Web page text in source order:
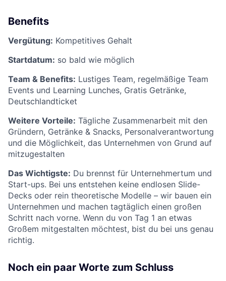
Benefits
Vergütung: Kompetitives Gehalt
Startdatum: so bald wie möglich
Team & Benefits: Lustiges Team, regelmäßige Team
Events und Learning Lunches, Gratis Getränke,
Deutschlandticket
Weitere Vorteile: Tägliche Zusammenarbeit mit den
Gründern, Getränke & Snacks, Personalverantwortung
und die Möglichkeit, das Unternehmen von Grund auf
mitzugestalten
Das Wichtigste: Du brennst für Unternehmertum und
Start-ups. Bei uns entstehen keine endlosen Slide-
Decks oder rein theoretische Modelle – wir bauen ein
Unternehmen und machen tagtäglich einen großen
Schritt nach vorne. Wenn du von Tag 1 an etwas
Großem mitgestalten möchtest, bist du bei uns genau
richtig.
Noch ein paar Worte zum Schluss